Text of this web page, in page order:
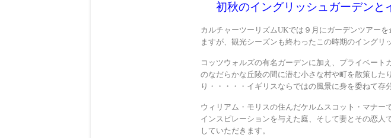
初秋のイングリッシュガーデンと
カルチャーツーリズムUKでは９月にガーデンツアー
ますが、観光シーズンも終わったこの時期のイングリ
コッツウォルズの有名ガーデンに加え、プライベー
のなだらかな丘陵の間に潜む小さな村や町を散策した
り・・・・・イギリスならではの風景に身を委ねて存
ウィリアム・モリスの住んだケルムスコット・マナ
インスピレーションを与えた庭、そして妻とその恋
していただきます。